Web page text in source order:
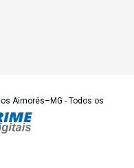
Aimorés–MG - Todos os